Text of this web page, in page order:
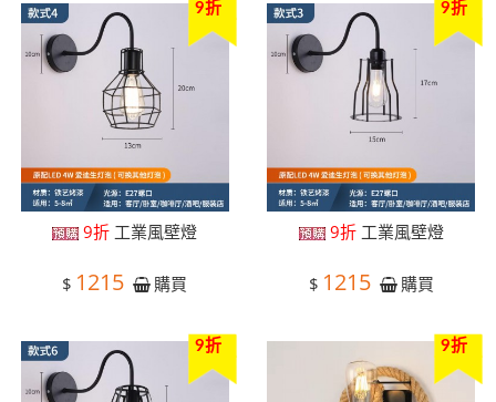
9折
9折 工業風壁燈
$ 1215 購買
9折
9折工業風壁燈
$ 1215 購買
9折 9折